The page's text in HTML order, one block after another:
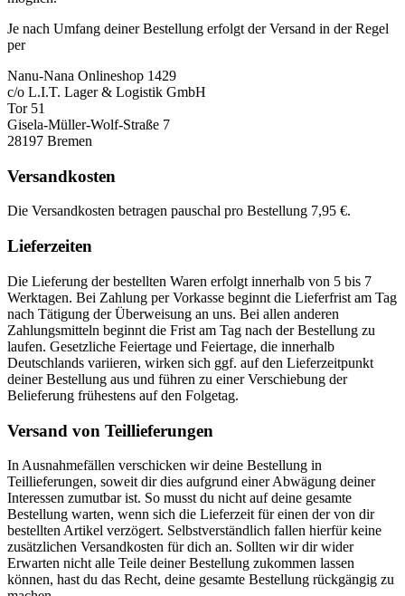
Je nach Umfang deiner Bestellung erfolgt der Versand in der Regel
per
Nanu-Nana Onlineshop 1429
c/o L.I.T. Lager & Logistik GmbH
Tor 51
Gisela-Müller-Wolf-Straße 7
28197 Bremen
Versandkosten
Die Versandkosten betragen pauschal pro Bestellung 7,95 €.
Lieferzeiten
Die Lieferung der bestellten Waren erfolgt innerhalb von 5 bis 7
Werktagen. Bei Zahlung per Vorkasse beginnt die Lieferfrist am Tag
nach Tätigung der Überweisung an uns. Bei allen anderen
Zahlungsmitteln beginnt die Frist am Tag nach der Bestellung zu
laufen. Gesetzliche Feiertage und Feiertage, die innerhalb
Deutschlands variieren, wirken sich ggf. auf den Lieferzeitpunkt
deiner Bestellung aus und führen zu einer Verschiebung der
Belieferung frühestens auf den Folgetag.
Versand von Teillieferungen
In Ausnahmefällen verschicken wir deine Bestellung in
Teillieferungen, soweit dir dies aufgrund einer Abwägung deiner
Interessen zumutbar ist. So musst du nicht auf deine gesamte
Bestellung warten, wenn sich die Lieferzeit für einen der von dir
bestellten Artikel verzögert. Selbstverständlich fallen hierfür keine
zusätzlichen Versandkosten für dich an. Sollten wir dir wider
Erwarten nicht alle Teile deiner Bestellung zukommen lassen
können, hast du das Recht, deine gesamte Bestellung rückgängig zu